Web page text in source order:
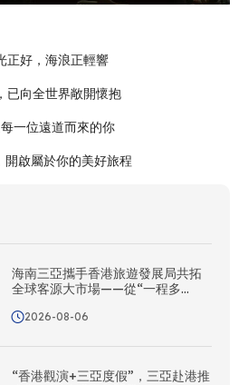
正好，海浪正輕響
已向全世界敞開懷抱
一位遠道而來的你
開啟屬於你的美好旅程
海南三亞攜手香港旅遊發展局共拓
全球客源大市場——從“一程多
2026-08-06
“香港觀演+三亞度假”，三亞赴港推